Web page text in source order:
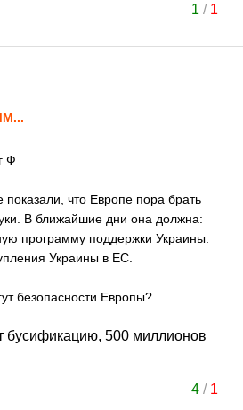
1 / 1
Ф
что Европе пора брать
В ближайшие дни она должна:
программу поддержки Украины.
Украины в ЕС.
безопасности Европы?
бусификацию, 500 миллионов
4/ 1